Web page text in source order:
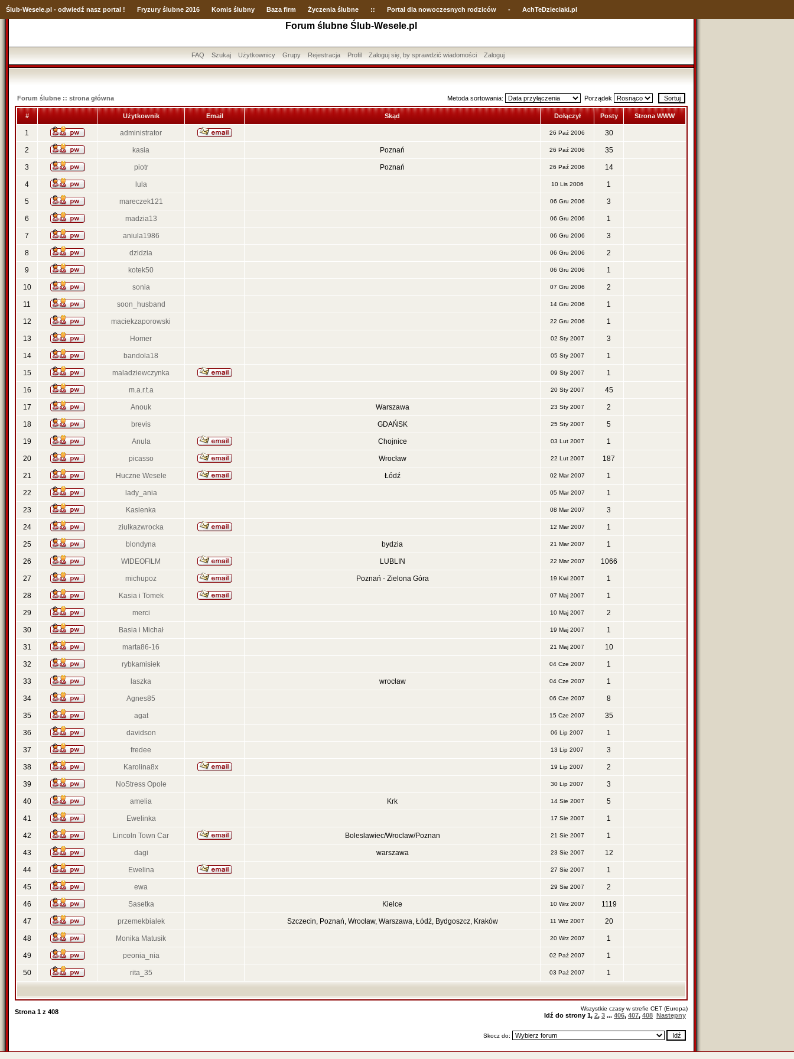
Ślub-Wesele.pl - odwiedź nasz portal ! Fryzury ślubne 2016 Komis ślubny Baza firm Życzenia ślubne :: Portal dla nowoczesnych rodziców - AchTeDzieciaki.pl
Forum ślubne Ślub-Wesele.pl
FAQ Szukaj Użytkownicy Grupy Rejestracja Profil Zaloguj się, by sprawdzić wiadomości Zaloguj
Forum ślubne :: strona główna Metoda sortowania: Porządek
# Użytkownik Email Skąd Dołączył Posty Strona WWW
1 administrator 26 Paź 2006 30
2 kasia Poznań 26 Paź 2006 35
3 piotr Poznań 26 Paź 2006 14
4 lula 10 Lis 2006 1
5 mareczek121 06 Gru 2006 3
6 madzia13 06 Gru 2006 1
7 aniula1986 06 Gru 2006 3
8 dzidzia 06 Gru 2006 2
9 kotek50 06 Gru 2006 1
10 sonia 07 Gru 2006 2
11 soon_husband 14 Gru 2006 1
12 maciekzaporowski 22 Gru 2006 1
13 Homer 02 Sty 2007 3
14 bandola18 05 Sty 2007 1
15 maladziewczynka 09 Sty 2007 1
16 m.a.r.t.a 20 Sty 2007 45
17 Anouk Warszawa 23 Sty 2007 2
18 brevis GDAŃSK 25 Sty 2007 5
19 Anula Chojnice 03 Lut 2007 1
20 picasso Wrocław 22 Lut 2007 187
21 Huczne Wesele Łódź 02 Mar 2007 1
22 lady_ania 05 Mar 2007 1
23 Kasienka 08 Mar 2007 3
24 ziulkazwrocka 12 Mar 2007 1
25 blondyna bydzia 21 Mar 2007 1
26 WIDEOFILM LUBLIN 22 Mar 2007 1066
27 michupoz Poznań - Zielona Góra 19 Kwi 2007 1
28 Kasia i Tomek 07 Maj 2007 1
29 merci 10 Maj 2007 2
30 Basia i Michał 19 Maj 2007 1
31 marta86-16 21 Maj 2007 10
32 rybkamisiek 04 Cze 2007 1
33 laszka wrocław 04 Cze 2007 1
34 Agnes85 06 Cze 2007 8
35 agat 15 Cze 2007 35
36 davidson 06 Lip 2007 1
37 fredee 13 Lip 2007 3
38 Karolina8x 19 Lip 2007 2
39 NoStress Opole 30 Lip 2007 3
40 amelia Krk 14 Sie 2007 5
41 Ewelinka 17 Sie 2007 1
42 Lincoln Town Car Boleslawiec/Wroclaw/Poznan 21 Sie 2007 1
43 dagi warszawa 23 Sie 2007 12
44 Ewelina 27 Sie 2007 1
45 ewa 29 Sie 2007 2
46 Sasetka Kielce 10 Wrz 2007 1119
47 przemekbialek Szczecin, Poznań, Wrocław, Warszawa, Łódź, Bydgoszcz, Kraków 11 Wrz 2007 20
48 Monika Matusik 20 Wrz 2007 1
49 peonia_nia 02 Paź 2007 1
50 rita_35 03 Paź 2007 1
Strona 1 z 408 Wszystkie czasy w strefie CET (Europa)
Idź do strony 1, 2, 3 ... 406, 407, 408 Następny
Skocz do: